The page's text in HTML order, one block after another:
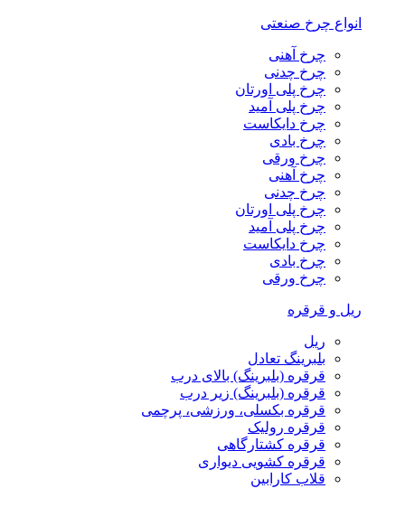
انواع چرخ صنعتی
چرخ آهنی
چرخ چدنی
چرخ پلی اورتان
چرخ پلی آمید
چرخ دایکاست
چرخ بادی
چرخ ورقی
چرخ آهنی
چرخ چدنی
چرخ پلی اورتان
چرخ پلی آمید
چرخ دایکاست
چرخ بادی
چرخ ورقی
ریل و قرقره
ریل
بلبرینگ تعادل
قرقره (بلبرینگ) بالای درب
قرقره (بلبرینگ) زیر درب
قرقره بکسلی، ورزشی، پرچمی
قرقره رولیک
قرقره کشتارگاهی
قرقره کشویی دیواری
قلاب کارابین